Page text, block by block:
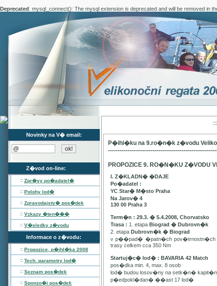
Deprecated: mysql_connect(): The mysql extension is deprecated and will be removed in
Novinky na V� email:
Z�vod on-line:
:: Zpr�vy po�adatel�
:: Polohy lod�
:: Zpravodajstv� pos�dek
:: Vzkazy �ten���
:: V�sledky z�vodu
Informace o z�vodu:
:: Propozice, p�ihl�ka 2008
:: Tech. parametry lod�
:: Seznam pos�dek
:: Sponzo�i pos�dek
P�ihl�ku na 9.ro�n�k z�vodu
PROPOZICE 9. RO�N�KU Z�VODU
I. Z�KLADN� �DAJE
Po�adatel :
YC Star� M�sto Praha
Na Jarov� 4
130 00 Praha 3
Term�n : 29.3. � 5.4.2008, Chorvatsko
Trasa : 1. etapa Biograd � Dubrovn�k
2. etapa Dubrovn�k � Biograd
v p��pad� �patn�ch pov�trnostn�ch
trasy celkem cca 350 Nm
Startuj�c� lod� : BAVARIA 42 Match
pos�dka min. 4, max. 8 osob
lod� budou losov�ny na setk�n�
p�edpokl�dan� ��ast 17 lod�